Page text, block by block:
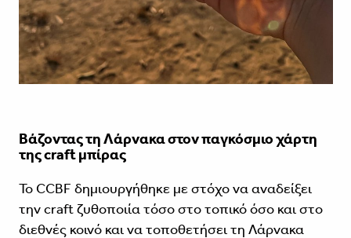
Βάζοντας τη Λάρνακα στον παγκόσμιο χάρτη
της craft μπίρας
Το CCBF δημιουργήθηκε με στόχο να αναδείξει
την craft ζυθοποιία τόσο στο τοπικό όσο και στο
διεθνές κοινό και να τοποθετήσει τη Λάρνακα